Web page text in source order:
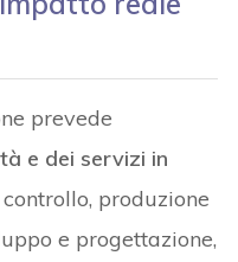
prevede
e dei servizi in
produzione
e progettazione,